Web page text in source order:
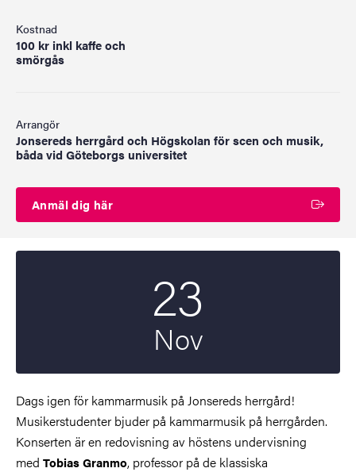
Kostnad
100 kr inkl kaffe och
smörgås
Arrangör
Jonsereds herrgård och Högskolan för scen och musik,
båda vid Göteborgs universitet
Anmäl dig här
23
Nov
Dags igen för kammarmusik på Jonsereds herrgård!
Musikerstudenter bjuder på kammarmusik på herrgården.
Konserten är en redovisning av höstens undervisning
med Tobias Granmo, professor på de klassiska